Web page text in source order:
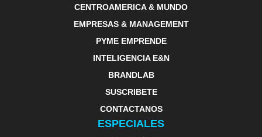
CENTROAMERICA & MUNDO
EMPRESAS & MANAGEMENT
PYME EMPRENDE
INTELIGENCIA E&N
BRANDLAB
SUSCRIBETE
CONTACTANOS
ESPECIALES